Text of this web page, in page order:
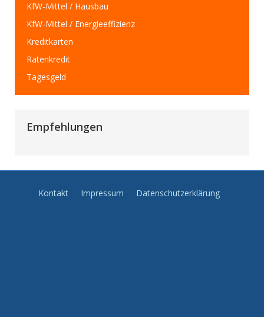
KfW-Mittel / Hausbau
KfW-Mittel / Energieeffizienz
Kreditkarten
Ratenkredit
Tagesgeld
Empfehlungen
Kontakt Impressum Datenschutzerklärung